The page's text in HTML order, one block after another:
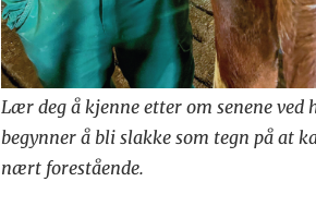
Lær deg å kjenne etter om senene ved
begynner å bli slakke som tegn på at
nært forestående.